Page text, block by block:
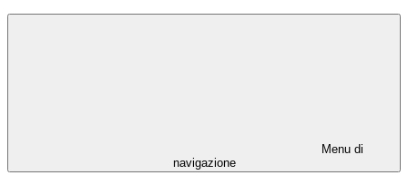
Menu di
navigazione